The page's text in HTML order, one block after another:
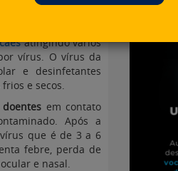
cãesatingindo vários
vírus. O vírus da
e desinfetantes
e secos.
em contato
Após a
que é de 3 a 6
febre, perda de
e nasal.